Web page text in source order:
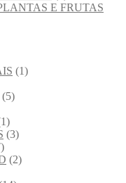
E FRUTAS
(1)
(5)
(3)
(2)